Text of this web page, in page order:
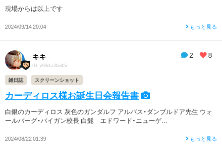
現場からは以上です
2024/09/14 20:04 もっと見る
2 8
キキ
ID: v93rkz2be45r
雑日誌 スクリーンショット
カーディロス様お誕生日会報告書
白銀のカーディロス 灰色のガンダルフ アルバス・ダンブルドア先生 ウォ
ールバーグ・バイガン校長 白髭 エドワード・ニューゲ...
2024/08/22 01:39 もっと見る